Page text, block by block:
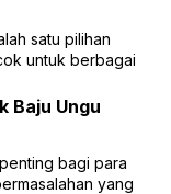
satu pilihan
untuk berbagai
Baju Ungu
bagi para
yang